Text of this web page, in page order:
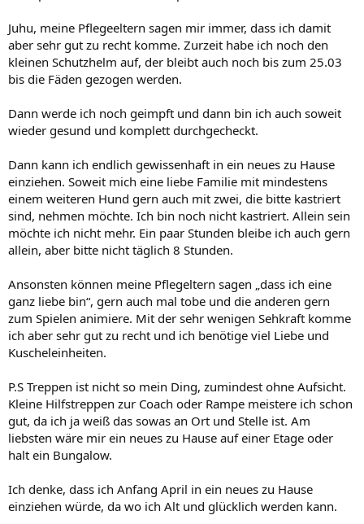
Juhu, meine Pflegeeltern sagen mir immer, dass ich damit
aber sehr gut zu recht komme. Zurzeit habe ich noch den
kleinen Schutzhelm auf, der bleibt auch noch bis zum 25.03
bis die Fäden gezogen werden.
Dann werde ich noch geimpft und dann bin ich auch soweit
wieder gesund und komplett durchgecheckt.
Dann kann ich endlich gewissenhaft in ein neues zu Hause
einziehen. Soweit mich eine liebe Familie mit mindestens
einem weiteren Hund gern auch mit zwei, die bitte kastriert
sind, nehmen möchte. Ich bin noch nicht kastriert. Allein sein
möchte ich nicht mehr. Ein paar Stunden bleibe ich auch gern
allein, aber bitte nicht täglich 8 Stunden.
Ansonsten können meine Pflegeltern sagen „dass ich eine
ganz liebe bin“, gern auch mal tobe und die anderen gern
zum Spielen animiere. Mit der sehr wenigen Sehkraft komme
ich aber sehr gut zu recht und ich benötige viel Liebe und
Kuscheleinheiten.
P.S Treppen ist nicht so mein Ding, zumindest ohne Aufsicht.
Kleine Hilfstreppen zur Coach oder Rampe meistere ich schon
gut, da ich ja weiß das sowas an Ort und Stelle ist. Am
liebsten wäre mir ein neues zu Hause auf einer Etage oder
halt ein Bungalow.
Ich denke, dass ich Anfang April in ein neues zu Hause
einziehen würde, da wo ich Alt und glücklich werden kann.